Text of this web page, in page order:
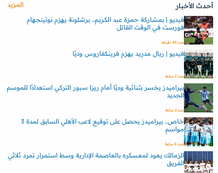
أحدث الأخبار
المزيد
فيديو | بمشاركة حمزة عبد الكريم.. برشلونة يهزم نوتينجهام
فورست في الوقت القاتل
منذ 46 دقيقه
فيديو | ريال مدريد يهزم فرينكفاروس وديًا
منذ 3 ساعة
بيراميدز يخسر بثنائية وديًا أمام ريزا سبور التركي استعدادًا للموسم
الجديد
منذ 2 ساعة
خاص.. بيراميدز يحصل على توقيع لاعب الأهلي السابق لمدة 3
مواسم
منذ 4 ساعة
الزمالك يعود لمعسكره بالعاصمة الإدارية وسط استمرار تمرد ثلاثي
الفريق